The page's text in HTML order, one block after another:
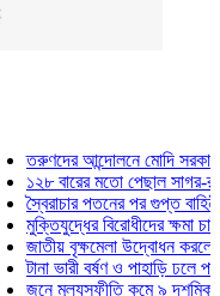
তরুণদের আন্দোলনে মোদি সরকার
১২৮ বারের মতো পেছাল সাগর-রুনি
স্বৈরাচার পতনের পর গুপ্ত বাহিনীর
মুক্তিযুদ্ধের বিরোধীদের ক্ষমা চাইতে
জাতীয় বৃক্ষমেলা উদ্বোধন করলেন
টানা ভারী বর্ষণ ও পাহাড়ি ঢলে
জুনে মূল্যস্ফীতি কমে ৯ দশমিক ১৬